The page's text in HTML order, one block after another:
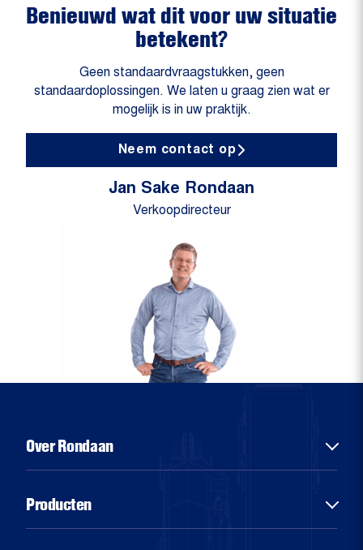
Benieuwd wat dit voor uw situatie
betekent?
Geen standaardvraagstukken, geen
standaardoplossingen. We laten u graag zien wat er
mogelijk is in uw praktijk.
Neem contact op
Jan Sake Rondaan
Verkoopdirecteur
Over Rondaan
Over ons
Producten